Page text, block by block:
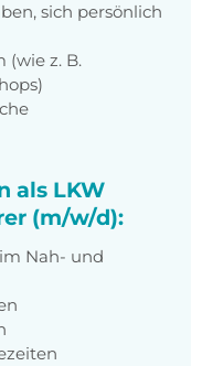
sich persönlich
(wie z. B.
als LKW
(m/w/d):
Nah- und